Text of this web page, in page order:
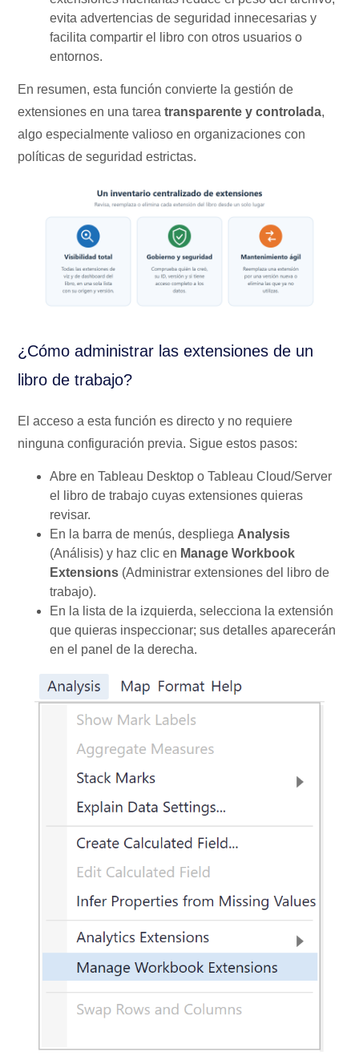
evita advertencias de seguridad innecesarias y
facilita compartir el libro con otros usuarios o
entornos.
En resumen, esta función convierte la gestión de
extensiones en una tareatransparente y controlada,
algo especialmente valioso en organizaciones con
políticas de seguridad estrictas.
¿Cómo administrar las extensiones de un
libro de trabajo?
El acceso a esta función es directo y no requiere
ninguna configuración previa. Sigue estos pasos:
Abre en Tableau Desktop o Tableau Cloud/Server
el libro de trabajo cuyas extensiones quieras
revisar.
En la barra de menús, despliega Analysis
(Análisis) y haz clic en Manage Workbook
Extensions (Administrar extensiones del libro de
trabajo).
En la lista de la izquierda, selecciona la extensión
que quieras inspeccionar; sus detalles aparecerán
en el panel de la derecha.